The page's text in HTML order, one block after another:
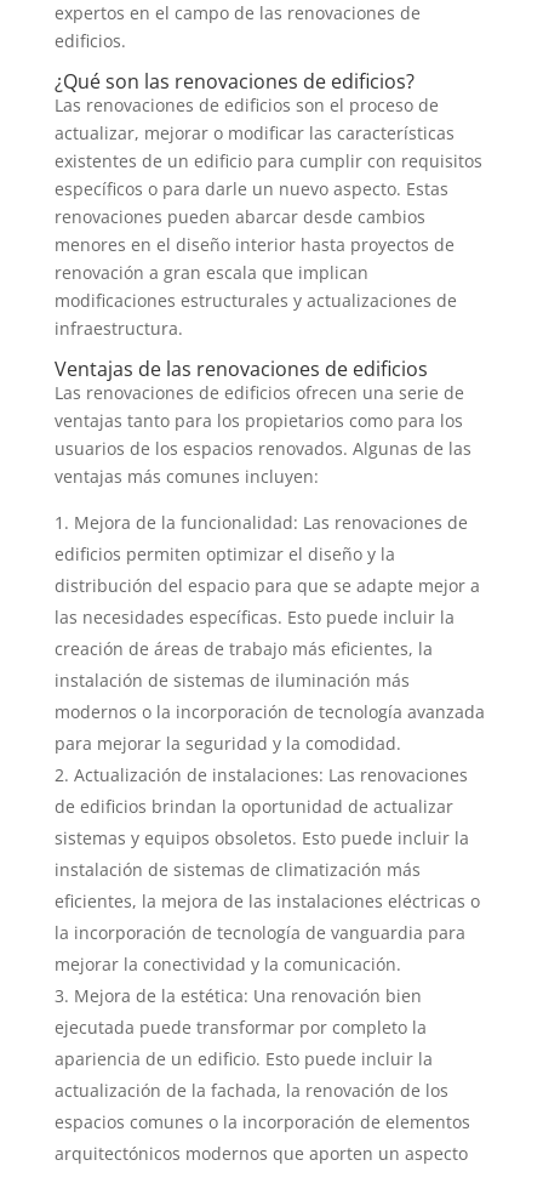
expertos en el campo de las renovaciones de
edificios.
¿Qué son las renovaciones de edificios?
Las renovaciones de edificios son el proceso de
actualizar, mejorar o modificar las características
existentes de un edificio para cumplir con requisitos
específicos o para darle un nuevo aspecto. Estas
renovaciones pueden abarcar desde cambios
menores en el diseño interior hasta proyectos de
renovación a gran escala que implican
modificaciones estructurales y actualizaciones de
infraestructura.
Ventajas de las renovaciones de edificios
Las renovaciones de edificios ofrecen una serie de
ventajas tanto para los propietarios como para los
usuarios de los espacios renovados. Algunas de las
ventajas más comunes incluyen:
Mejora de la funcionalidad: Las renovaciones de
edificios permiten optimizar el diseño y la
distribución del espacio para que se adapte mejor a
las necesidades específicas. Esto puede incluir la
creación de áreas de trabajo más eficientes, la
instalación de sistemas de iluminación más
modernos o la incorporación de tecnología avanzada
para mejorar la seguridad y la comodidad.
Actualización de instalaciones: Las renovaciones
de edificios brindan la oportunidad de actualizar
sistemas y equipos obsoletos. Esto puede incluir la
instalación de sistemas de climatización más
eficientes, la mejora de las instalaciones eléctricas o
la incorporación de tecnología de vanguardia para
mejorar la conectividad y la comunicación.
Mejora de la estética: Una renovación bien
ejecutada puede transformar por completo la
apariencia de un edificio. Esto puede incluir la
actualización de la fachada, la renovación de los
espacios comunes o la incorporación de elementos
arquitectónicos modernos que aporten un aspecto